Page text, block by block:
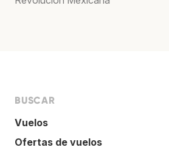
BUSCAR
Vuelos
Ofertas de vuelos